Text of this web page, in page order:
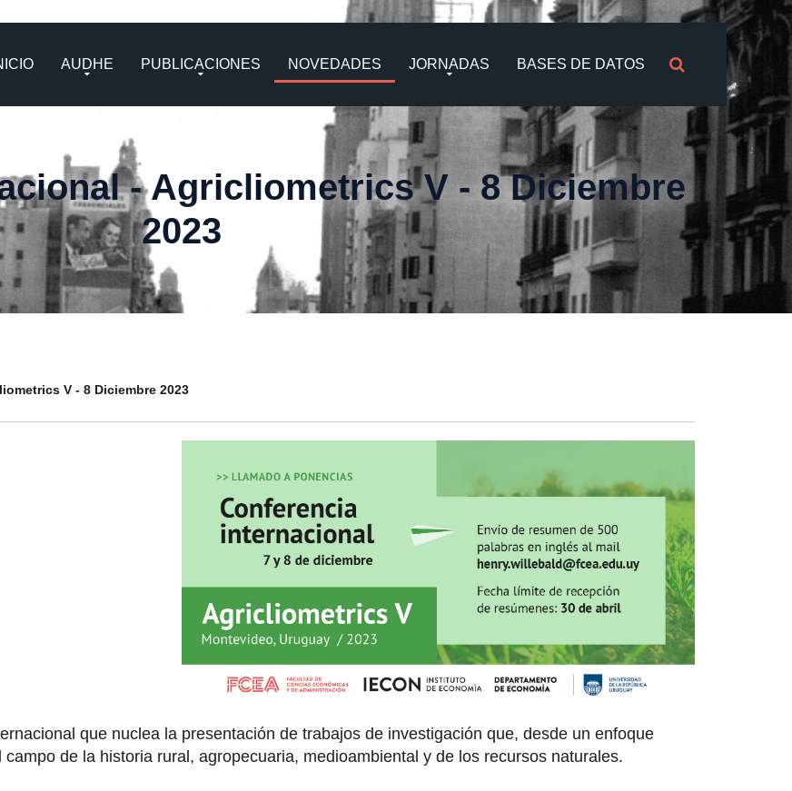
AUDHE PUBLICACIONES NOVEDADES JORNADAS BASES DE DATOS
- Agricliometrics V - 8 Diciembre
2023
V - 8 Diciembre 2023
que nuclea la presentación de trabajos de investigación que, desde un enfoque
de la historia rural, agropecuaria, medioambiental y de los recursos naturales.